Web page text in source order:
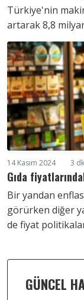
Türkiye'nin
artarak 8,8
14 Kasım 2024 3
Gıda
Bir yandan
görürken diğer
de fiyat
GÜNCEL